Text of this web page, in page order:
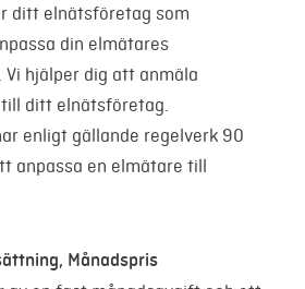
ditt elnätsföretag som
din elmätares
hjälper dig att anmäla
ditt elnätsföretag.
enligt gällande regelverk 90
anpassa en elmätare till
Månadspris